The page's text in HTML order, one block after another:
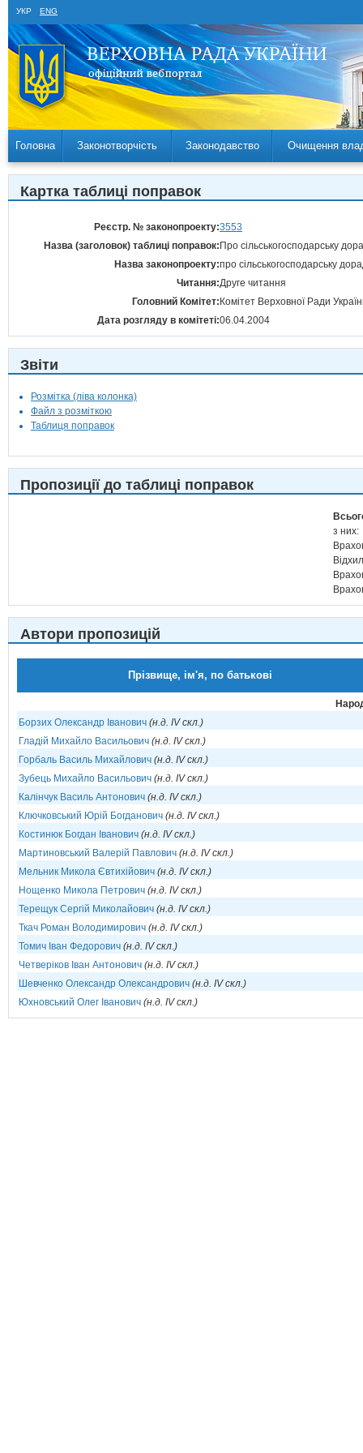
УКР ENG
Головна Законотворчість Законодавство Очищення
Картка таблиці поправок
Реєстр. № законопроекту:3553
Назва (заголовок) таблиці поправок: Про сільськогосподарську
Назва законопроекту:про сільськогосподарську
Читання:Друге читання
Головний Комітет: Комітет Верховної Ради
Дата розгляду в комітеті:06.04.2004
Звіти
Розмітка (ліва колонка)
Файл з розміткою
Таблиця поправок
Пропозиції до таблиці поправок
з них:
Автори пропозицій
Прізвище, ім'я, по батькові
Борзих Олександр Іванович (н.д. IV скл.)
Гладій Михайло Васильович (н.д. IV скл.)
Горбаль Василь Михайлович (н.д. IV скл.)
Зубець Михайло Васильович (н.д. IV скл.)
Калінчук Василь Антонович (н.д. IV скл.)
Ключковський Юрій Богданович (н.д. IV скл.)
Костинюк Богдан Іванович (н.д. IV скл.)
Мартиновський Валерій Павлович (н.д. IV скл.)
Мельник Микола Євтихійович (н.д. IV скл.)
Нощенко Микола Петрович (н.д. IV скл.)
Терещук Сергій Миколайович (н.д. IV скл.)
Ткач Роман Володимирович (н.д. IV скл.)
Томич Іван Федорович (н.д. IV скл.)
Четверіков Іван Антонович (н.д. IV скл.)
Шевченко Олександр Олександрович (н.д. IV скл.)
Юхновський Олег Іванович (н.д. IV скл.)